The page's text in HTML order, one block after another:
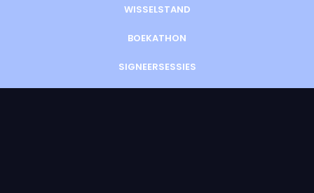
WISSELSTAND
BOEKATHON
SIGNEERSESSIES